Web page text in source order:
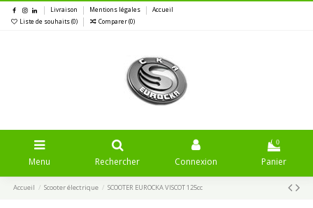
Livraison Mentions légales
Accueil
Liste de souhaits (0) Comparer (0)
Menu Rechercher Connexion
0
Panier
Accueil Scooter électrique SCOOTER EUROCKA VISCOT 125cc